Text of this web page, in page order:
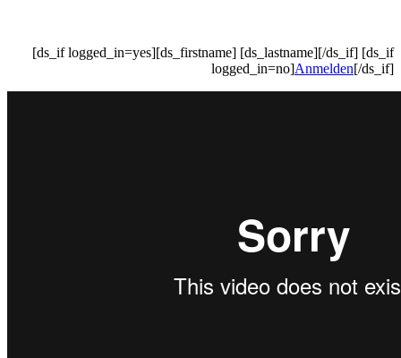
[ds_if logged_in=yes][ds_firstname] [ds_lastname][/ds_if] [ds_if
logged_in=no]Anmelden[/ds_if]